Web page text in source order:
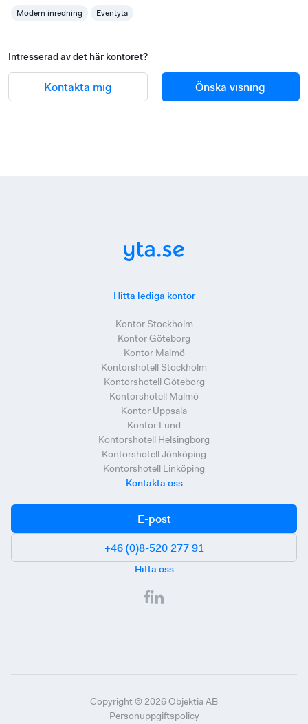
Modern inredning Eventyta
Intresserad av det här kontoret?
Kontakta mig Önska visning
Hitta lediga kontor
Kontor Stockholm
Kontor Göteborg
Kontor Malmö
Kontorshotell Stockholm
Kontorshotell Göteborg
Kontorshotell Malmö
Kontor Uppsala
Kontor Lund
Kontorshotell Helsingborg
Kontorshotell Jönköping
Kontorshotell Linköping
Kontakta oss
E-post
+46 (0)8-520 277 91
Hitta oss
Copyright © 2026Objektia AB
Personuppgiftspolicy